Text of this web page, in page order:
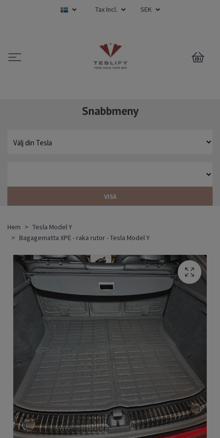
Tax Incl. SEK
0
Snabbmeny
VISA
Hem
Tesla Model Y
Bagagematta XPE - raka rutor - Tesla Model Y